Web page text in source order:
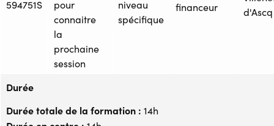
594751S
pour
connaitre
la
prochaine
session
niveau
spécifique
financeur
Durée
Durée totale de la formation : 14h